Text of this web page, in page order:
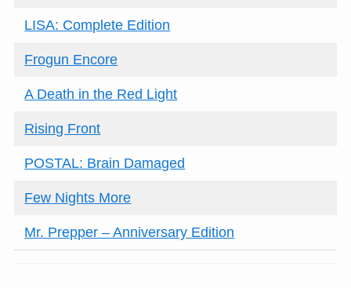
LISA: Complete Edition
Frogun Encore
A Death in the Red Light
Rising Front
POSTAL: Brain Damaged
Few Nights More
Mr. Prepper – Anniversary Edition